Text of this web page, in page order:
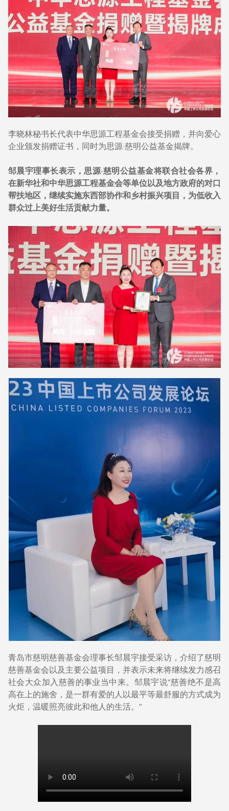
李晓林秘书长代表中华思源工程基金会接受捐赠，并向爱心
企业颁发捐赠证书，同时为思源·慈明公益基金揭牌。
邹晨宇理事长表示，思源·慈明公益基金将联合社会各界，
在新华社和中华思源工程基金会等单位以及地方政府的对口
帮扶地区，继续实施东西部协作和乡村振兴项目，为低收入
群众过上美好生活贡献力量。
青岛市慈明慈善基金会理事长邹晨宇接受采访，介绍了慈明
慈善基金会以及主要公益项目，并表示未来将继续发力感召
社会大众加入慈善的事业当中来。邹晨宇说“慈善绝不是高
高在上的施舍，是一群有爱的人以最平等最舒服的方式成为
火炬，温暖照亮彼此和他人的生活。”